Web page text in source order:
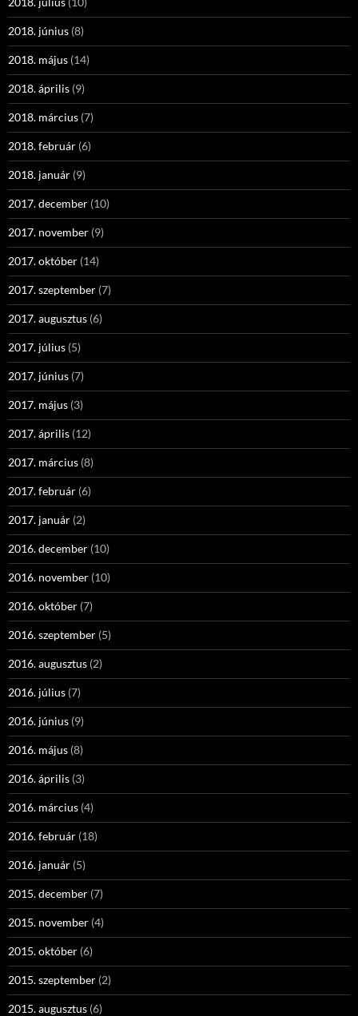
2018. június (8)
2018. május (14)
2018. április (9)
2018. március (7)
2018. február (6)
2018. január (9)
2017. december (10)
2017. november (9)
2017. október (14)
2017. szeptember (7)
2017. augusztus (6)
2017. július (5)
2017. június (7)
2017. május (3)
2017. április (12)
2017. március (8)
2017. február (6)
2017. január (2)
2016. december (10)
2016. november (10)
2016. október (7)
2016. szeptember (5)
2016. augusztus (2)
2016. július (7)
2016. június (9)
2016. május (8)
2016. április (3)
2016. március (4)
2016. február (18)
2016. január (5)
2015. december (7)
2015. november (4)
2015. október (6)
2015. szeptember (2)
2015. augusztus (6)